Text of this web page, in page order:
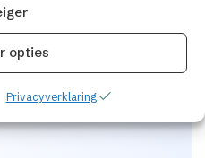
opties
Privacyverklaring